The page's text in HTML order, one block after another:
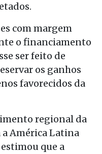
com margem
o financiamento
ser feito de
os ganhos
favorecidos da
regional da
a América Latina
que a